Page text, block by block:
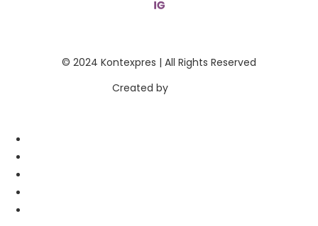
© 2024 Kontexpres | All Rights Reserved
Created by